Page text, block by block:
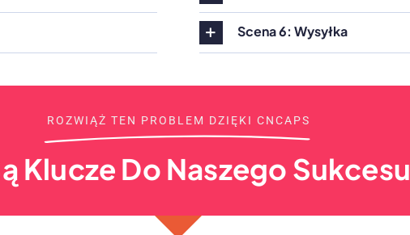
Scena 6: Wysyłka
ROZWIĄŻ TEN PROBLEM DZIĘKI CNCAPS
Klucze Do Naszego Sukcesu